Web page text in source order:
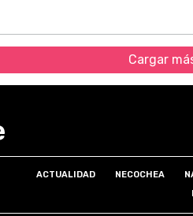
Cargar
ACTUALIDAD NECOCHEA